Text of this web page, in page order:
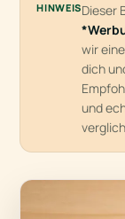
HINWEISDieser
wir
dich
und